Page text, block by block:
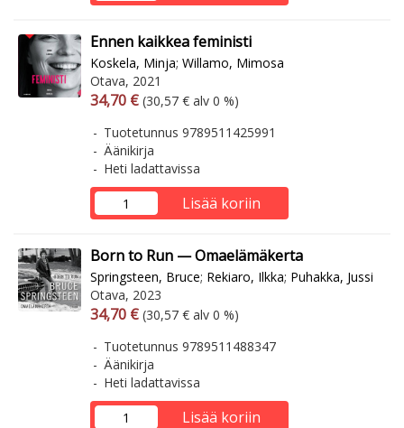
Ennen kaikkea feministi
Koskela, Minja; Willamo, Mimosa
Otava, 2021
Arvonlisäverollinen hinta
34,70 € Arvonlisäveroton hinta
(30,57 € alv 0 %)
Tuotetunnus 9789511425991
Äänikirja
Heti ladattavissa
Lisää koriin
Born to Run — Omaelämäkerta
Springsteen, Bruce; Rekiaro, Ilkka; Puhakka, Jussi
Otava, 2023
Arvonlisäverollinen hinta
34,70 € Arvonlisäveroton hinta
(30,57 € alv 0 %)
Tuotetunnus 9789511488347
Äänikirja
Heti ladattavissa
Lisää koriin